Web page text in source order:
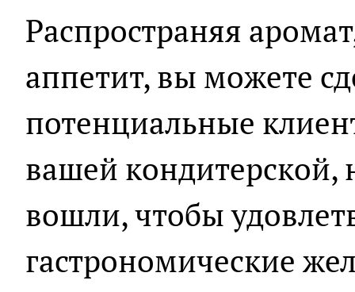
Распространяя
аппетит, вы можете
потенциальные
вашей кондитерской,
вошли, чтобы
гастрономические